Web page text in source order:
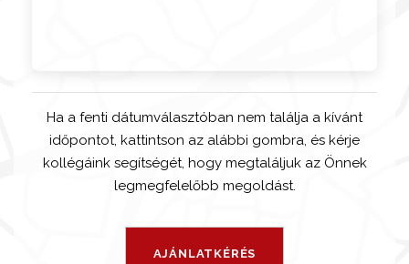
Ha a fenti dátumválasztóban nem találja a kívánt
időpontot, kattintson az alábbi gombra, és kérje
kollégáink segítségét, hogy megtaláljuk az Önnek
legmegfelelőbb megoldást.